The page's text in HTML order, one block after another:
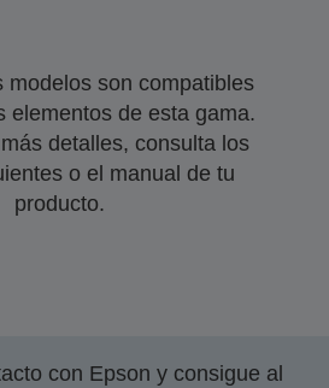
modelos son compatibles
elementos de esta gama.
detalles, consulta los
o el manual de tu
producto.
con Epson y consigue al